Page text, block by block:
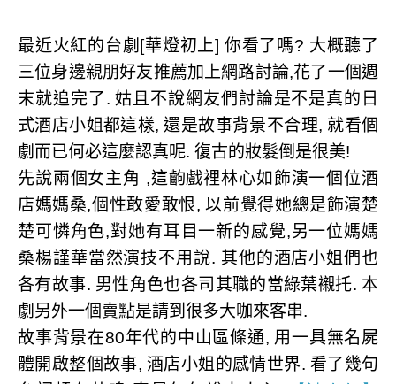
最近火紅的台劇 [華燈初上] 你看了嗎? 大概聽了
三位身邊親朋好友推薦加上網路討論,花了一個週
末就追完了.姑且不說網友們討論是不是真的日
式酒店小姐都這樣,還是故事背景不合理, 就看個
劇而已何必這麼認真呢. 復古的妝髮倒是很美!
先說兩個女主角 ,這齣戲裡林心如飾演一個位酒
店媽媽桑,個性敢愛敢恨,以前覺得她總是飾演楚
楚可憐角色,對她有耳目一新的感覺,另一位媽媽
桑楊謹華當然演技不用說. 其他的酒店小姐們也
各有故事. 男性角色也各司其職的當綠葉襯托.本
劇另外一個賣點是請到很多大咖來客串.
故事背景在80年代的中山區條通, 用一具無名屍
體開啟整個故事,酒店小姐的感情世界. 看了幾句